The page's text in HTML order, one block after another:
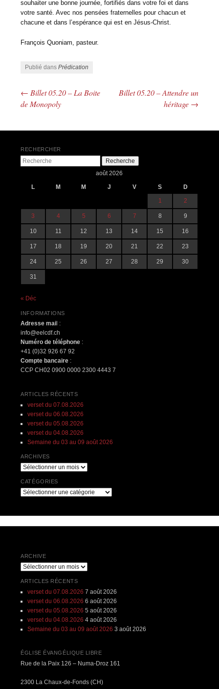
souhaiter une bonne journée, fortifiés dans votre foi et dans
votre santé. Avec nos pensées fraternelles pour chacun et
chacune et dans l’espérance qui est en Jésus-Christ.
François Quoniam, pasteur.
Publié dansPrédication
Navigation des articles
← Billet 05.20 – La Boite
de Monopoly
Billet 05.20 – Attendre un
héritage →
RECHERCHER
Recherche
août 2026
L
M M J V S
D
1
2
3 4 5 6 7 8 9
10 11 12 13 14 15 16
17 18 19 20 21 22 23
24 25 26 27 28 29 30
31
« Déc
INFORMATIONS
Adresse mai l :
info@eelcdf.ch
Numéro de téléphone :
+41 (0)32 926 67 92
Compte bancaire :
CCP CH02 0900 0000 2300 4443 7
ARTICLES RÉCENTS
verset du 07.08.2026
verset du 06.08.2026
verset du 05.08.2026
verset du 04.08.2026
Semaine du 03 au 09 août 2026
ARCHIVES
Archives
CATÉGORIES
Catégories
ARCHIVE
Archive
ARTICLES RÉCENTS
verset du 07.08.2026 7 août 2026
verset du 06.08.2026 6 août 2026
verset du 05.08.2026 5 août 2026
verset du 04.08.2026 4 août 2026
Semaine du 03 au 09 août 2026 3 août 2026
ÉGLISE ÉVANGÉLIQUE LIBRE
Rue de la Paix 126 – Numa-Droz 161
2300 La Chaux-de-Fonds (CH)